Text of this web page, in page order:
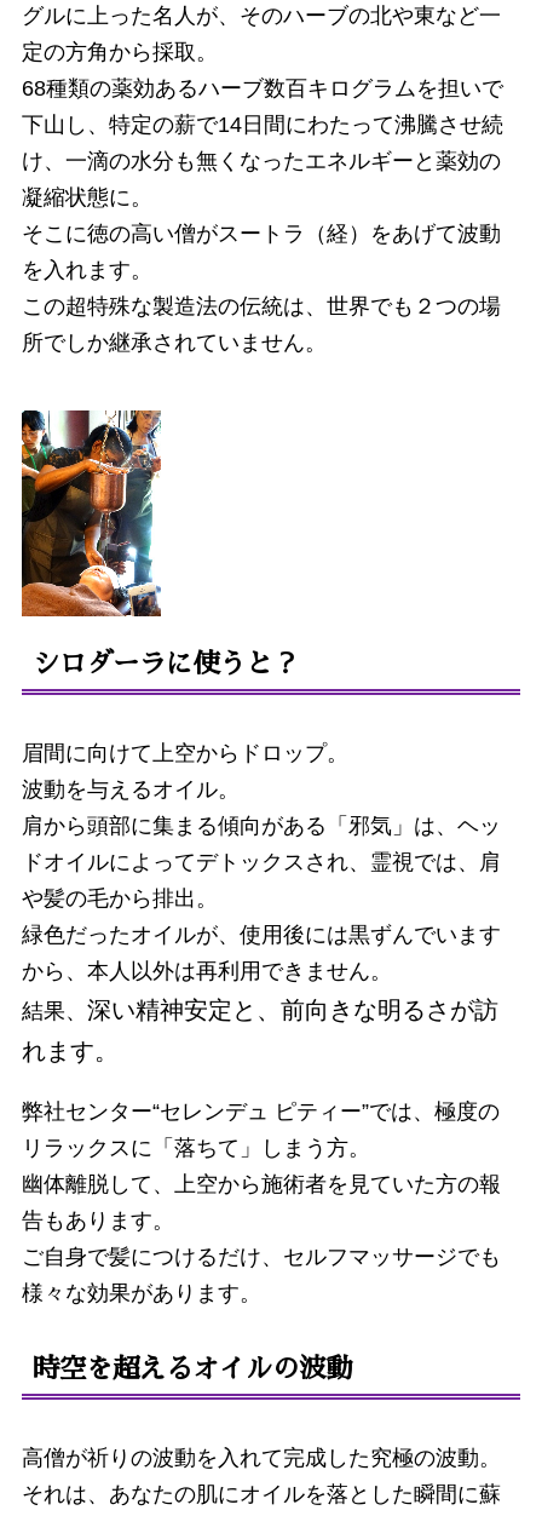
グルに上った名人が、そのハーブの北や東など一
定の方角から採取。
68種類の薬効あるハーブ数百キログラムを担いで
下山し、特定の薪で14日間にわたって沸騰させ続
け、一滴の水分も無くなったエネルギーと薬効の
凝縮状態に。
そこに徳の高い僧がスートラ（経）をあげて波動
を入れます。
この超特殊な製造法の伝統は、世界でも２つの場
所でしか継承されていません。
シロダーラに使うと？
眉間に向けて上空からドロップ。
波動を与えるオイル。
肩から頭部に集まる傾向がある「邪気」は、ヘッ
ドオイルによってデトックスされ、霊視では、肩
や髪の毛から排出。
緑色だったオイルが、使用後には黒ずんでいます
から、本人以外は再利用できません。
結果、 深い精神安定と、前向きな明るさが訪
れます。
弊社センター“セレンデュ ピティー”では、極度の
リラックスに「落ちて」しまう方。
幽体離脱して、上空から施術者を見ていた方の報
告もあります。
ご自身で髪につけるだけ、セルフマッサージでも
様々な効果があります。
時空を超えるオイルの波動
高僧が祈りの波動を入れて完成した究極の波動。
それは、あなたの肌にオイルを落とした瞬間に蘇